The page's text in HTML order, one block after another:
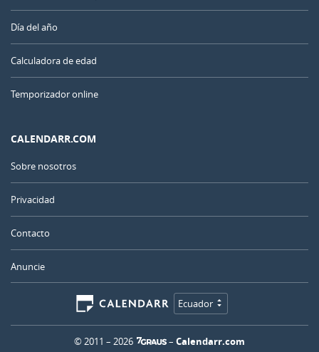
Día del año
Calculadora de edad
Temporizador online
CALENDARR.COM
Sobre nosotros
Privacidad
Contacto
Anuncie
Ecuador
© 2011 – 2026 – Calendarr.com